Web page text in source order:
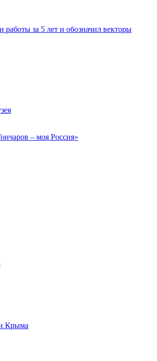
работы за 5 лет и обозначил векторы
– моя Россия»
Крыма